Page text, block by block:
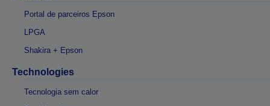
Portal de parceiros Epson
LPGA
Shakira + Epson
Technologies
Tecnologia sem calor